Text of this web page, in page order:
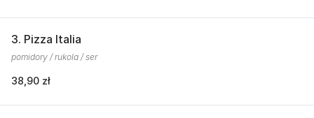
3. Pizza Italia
pomidory / rukola / ser
38,90 zł